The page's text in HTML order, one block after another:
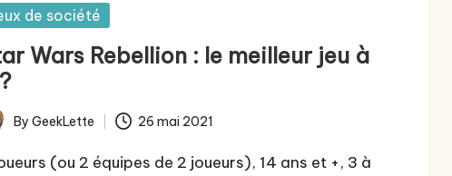
de société
Wars Rebellion : le meilleur jeu à
By GeekLette 26 mai 2021
(ou 2 équipes de 2 joueurs), 14 ans et +, 3 à